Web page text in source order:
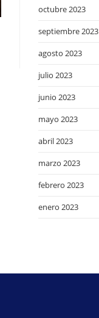
octubre 2023
septiembre 2023
agosto 2023
julio 2023
junio 2023
mayo 2023
abril 2023
marzo 2023
febrero 2023
enero 2023